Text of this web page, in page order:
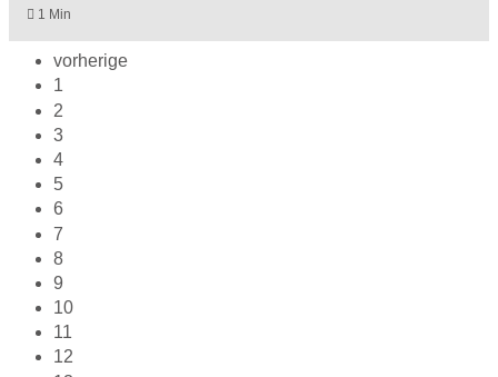
1 Min
vorherige
1
2
3
4
5
6
7
8
9
10
11
12